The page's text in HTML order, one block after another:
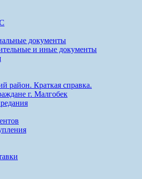
документы
и иные документы
район. Краткая справка.
г. Малгобек